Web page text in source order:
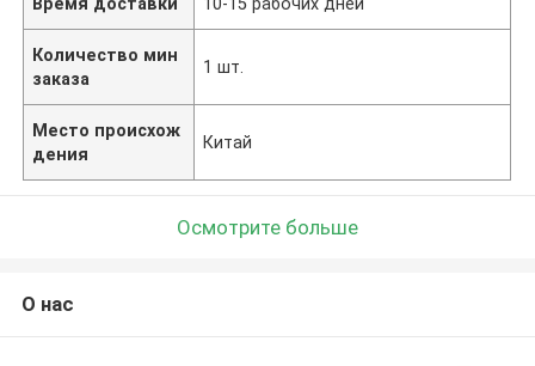
Количество мин
заказа
1 шт.
Место происхож
дения
Китай
Осмотрите больше
О нас